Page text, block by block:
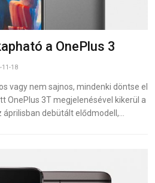
a OnePlus 3
11-18
vagy nem sajnos, mindenki döntse el
OnePlus 3T megjelenésével kikerül a
debütált elődmodell,…